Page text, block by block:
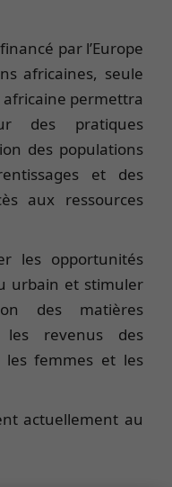
par l’Europe
africaines, seule
permettra
des pratiques
des populations
et des
aux ressources
les opportunités
urbain et stimuler
des matières
les revenus des
les femmes et les
actuellement au